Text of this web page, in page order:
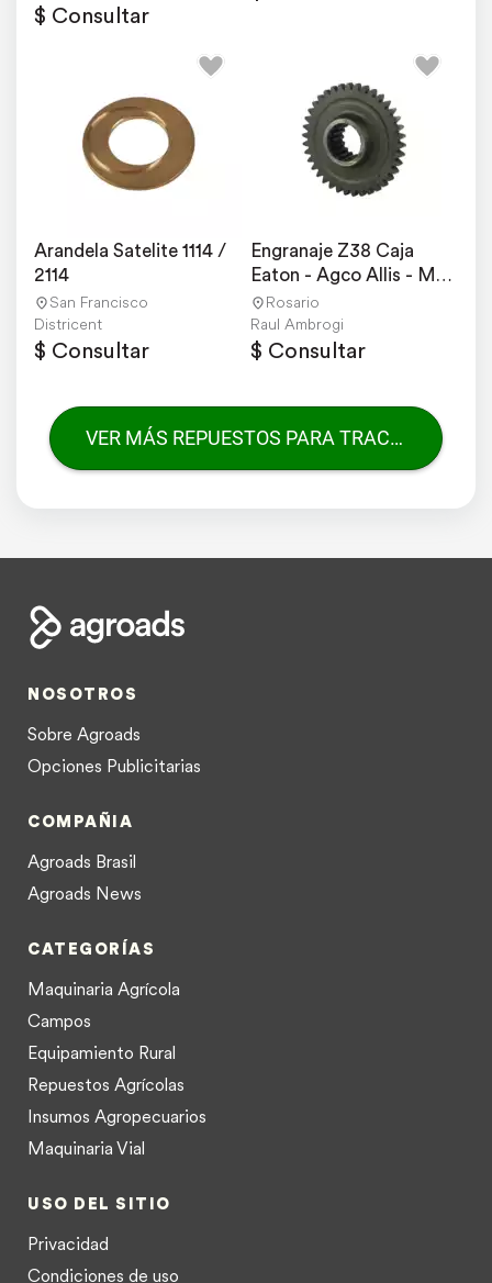
$ Consultar
Arandela Satelite 1114 /
2114
San Francisco
Districent
$ Consultar
Engranaje Z38 Caja
Eaton - Agco Allis - MF
- Deutz
Rosario
Raul Ambrogi
$ Consultar
VER MÁS REPUESTOS PARA TRACTORES
NOSOTROS
Sobre Agroads
Opciones Publicitarias
COMPAÑIA
Agroads Brasil
Agroads News
CATEGORÍAS
Maquinaria Agrícola
Campos
Equipamiento Rural
Repuestos Agrícolas
Insumos Agropecuarios
Maquinaria Vial
USO DEL SITIO
Privacidad
Condiciones de uso